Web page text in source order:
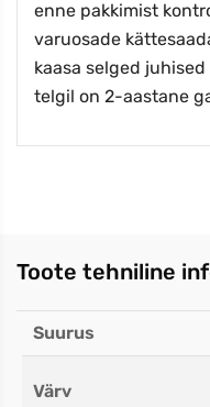
enne pakkimist
varuosade
kaasa selged
telgil on 2-aastane
Toote tehniline
Suurus
Värv